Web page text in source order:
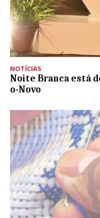
NOTÍCIAS
Noite Branca está
o-Novo